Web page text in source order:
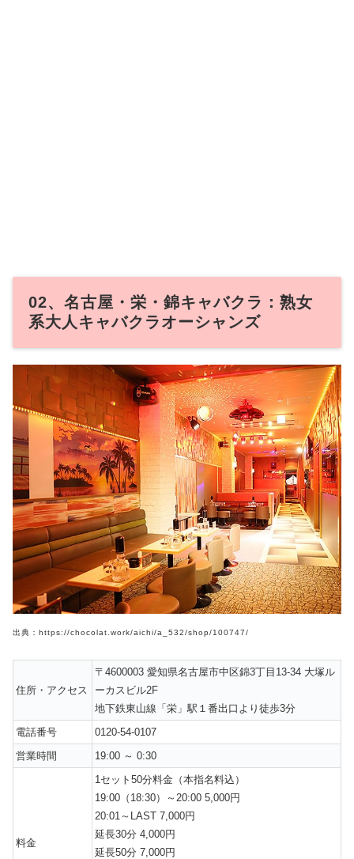
02、名古屋・栄・錦キャバクラ：熟女
系大人キャバクラオーシャンズ
出典：https://chocolat.work/aichi/a_532/shop/100747/
住所・アクセス
〒4600003 愛知県名古屋市中区錦3丁目13-34 大塚ル
ーカスビル2F
地下鉄東山線「栄」駅１番出口より徒歩3分
電話番号
0120-54-0107
営業時間
19:00 ～ 0:30
料金
1セット50分料金（本指名料込）
19:00（18:30）～20:00 5,000円
20:01～LAST 7,000円
延長30分 4,000円
延長50分 7,000円